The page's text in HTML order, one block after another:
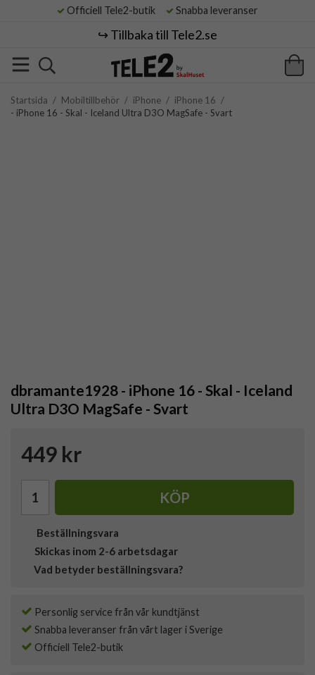
Officiell Tele2-butik Snabba leveranser
↪️ Tillbaka till Tele2.se
Startsida / Mobiltillbehör / iPhone / iPhone 16 /
- iPhone 16 - Skal - Iceland Ultra D3O MagSafe - Svart
dbramante1928 - iPhone 16 - Skal - Iceland
Ultra D3O MagSafe - Svart
449 kr
KÖP
Beställningsvara
Skickas inom 2-6 arbetsdagar
Vad betyder beställningsvara?
Personlig service från vår kundtjänst
Snabba leveranser från vårt lager i Sverige
Officiell Tele2-butik